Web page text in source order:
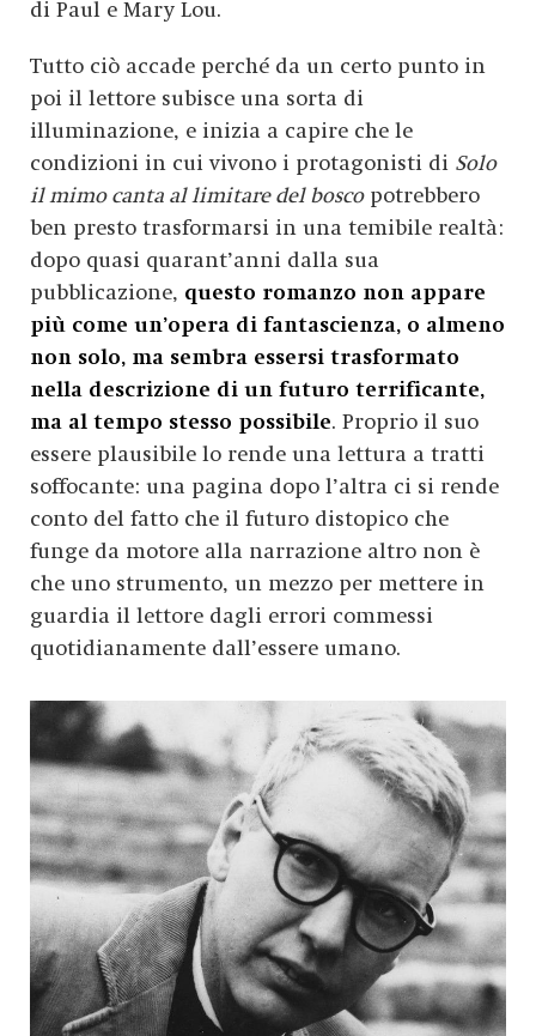
di Paul e Mary Lou.
Tutto ciò accade perché da un certo punto in
poi il lettore subisce una sorta di
illuminazione, e inizia a capire che le
condizioni in cui vivono i protagonisti di Solo
il mimo canta al limitare del boscopotrebbero
ben presto trasformarsi in una temibile realtà:
dopo quasi quarant’anni dalla sua
pubblicazione, questo romanzo non appare
più come un’opera di fantascienza, o almeno
non solo, ma sembra essersi trasformato
nella descrizione di un futuro terrificante,
ma al tempo stesso possibile. Proprio il suo
essere plausibile lo rende una lettura a tratti
soffocante: una pagina dopo l’altra ci si rende
conto del fatto che il futuro distopico che
funge da motore alla narrazione altro non è
che uno strumento, un mezzo per mettere in
guardia il lettore dagli errori commessi
quotidianamente dall’essere umano.